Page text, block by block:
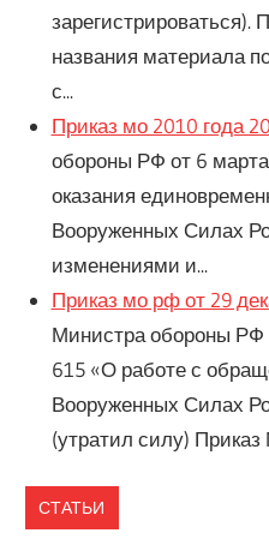
зарегистрироваться).
названия материала
с...
Приказ мо 2010 года
обороны РФ от 6
оказания
Вооруженных Силах
изменениями и...
Приказ мо рф от 29
Министра обороны РФ
615 «О работе с
Вооруженных Силах
(утратил силу) Приказ
СТАТЬИ